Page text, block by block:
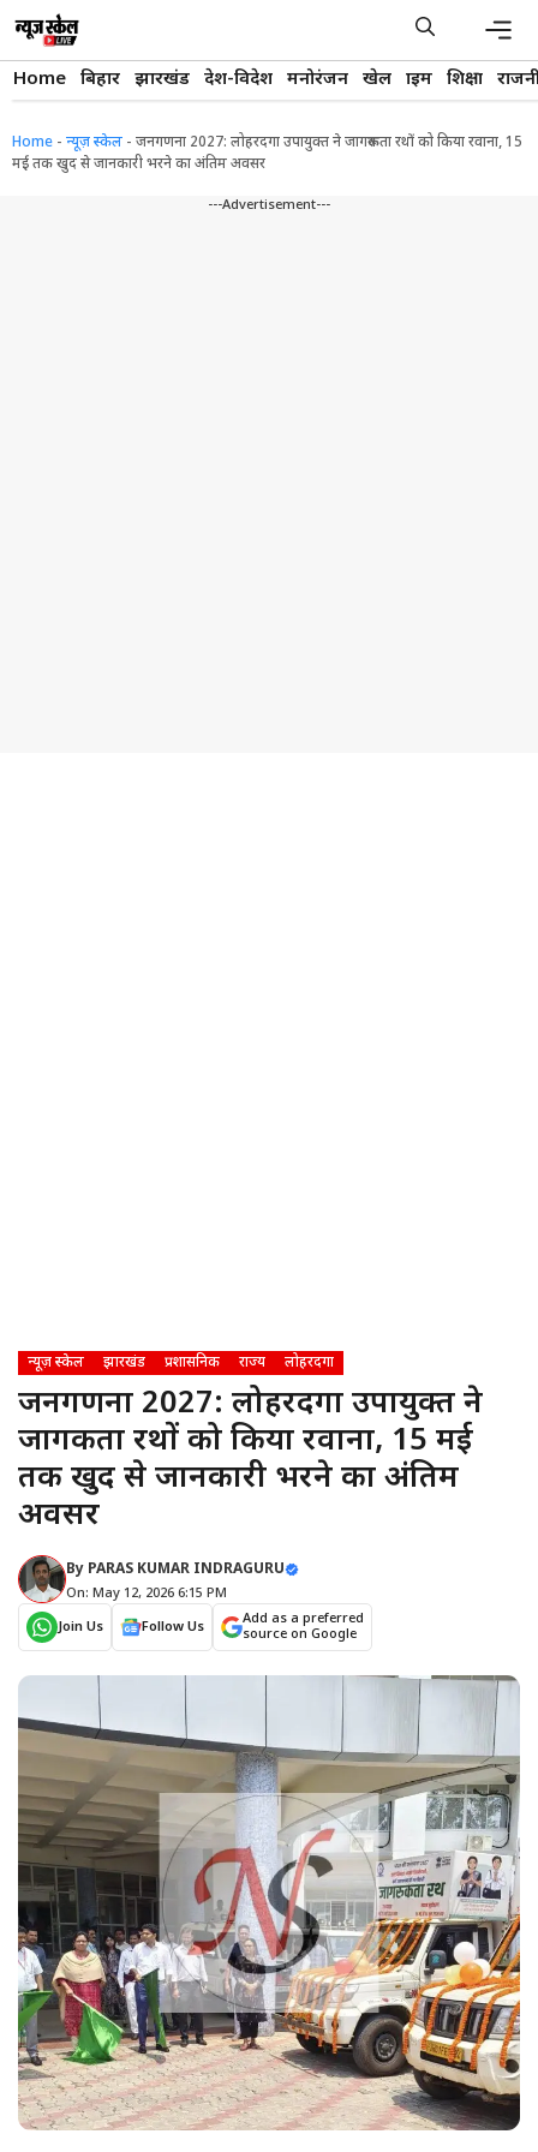
content
Home बिहार झारखंड देश-विदेश मनोरंजन खेल क्राइम शिक्षा
Home - न्यूज़ स्केल - जनगणना 2027: लोहरदगा उपायुक्त ने जागरूकता रथों को किया रवाना, 15
मई तक खुद से जानकारी भरने का अंतिम अवसर
---Advertisement---
न्यूज़ स्केल झारखंड प्रशासनिक राज्य लोहरदगा
जनगणना 2027: लोहरदगा उपायुक्त ने
जागरूकता रथों को किया रवाना, 15 मई
तक खुद से जानकारी भरने का अंतिम
अवसर
By PARAS KUMAR INDRAGURU
On: May 12, 2026 6:15 PM
Join Us
Follow Us
Add as a preferred
source on Google